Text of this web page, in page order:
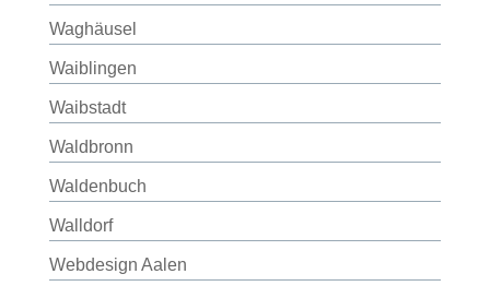
Waghäusel
Waiblingen
Waibstadt
Waldbronn
Waldenbuch
Walldorf
Webdesign Aalen